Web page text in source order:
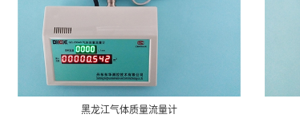
黑龙江气体质量流量计